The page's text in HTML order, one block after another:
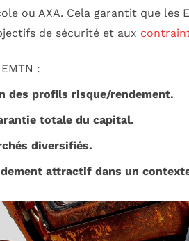
ou AXA. Cela garantit que les
de sécurité et aux
:
des profils risque/rendement.
totale du capital.
diversifiés.
attractif dans un